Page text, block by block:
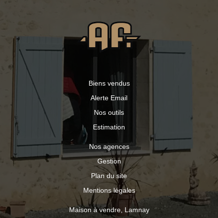
aluminium double vitrage Volets roulants centralisés
Assainissement collectif (tout-à-l'égout) Adoucisseur
projet nécessitant des espaces annexes.
Biens vendus
Alerte Email
Nos outils
Estimation
Nos agences
Gestion
Plan du site
Mentions légales
Maison à vendre, Lamnay